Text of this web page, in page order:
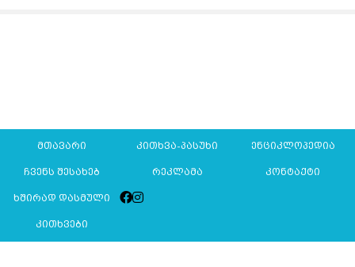
მთავარი კითხვა-პასუხი ენციკლოპედია
ჩვენს შესახებ რეკლამა კონტაქტი
ხშირად დასმული
კითხვები